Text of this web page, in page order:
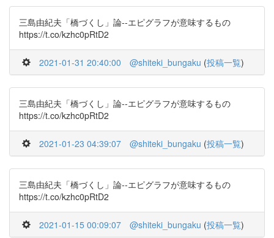
三島由紀夫「橋づくし」論--エピグラフが意味するもの
https://t.co/kzhc0pRtD2
2021-01-31 20:40:00 @shiteki_bungaku (投稿一覧)
三島由紀夫「橋づくし」論--エピグラフが意味するもの
https://t.co/kzhc0pRtD2
2021-01-23 04:39:07 @shiteki_bungaku (投稿一覧)
三島由紀夫「橋づくし」論--エピグラフが意味するもの
https://t.co/kzhc0pRtD2
2021-01-15 00:09:07 @shiteki_bungaku (投稿一覧)